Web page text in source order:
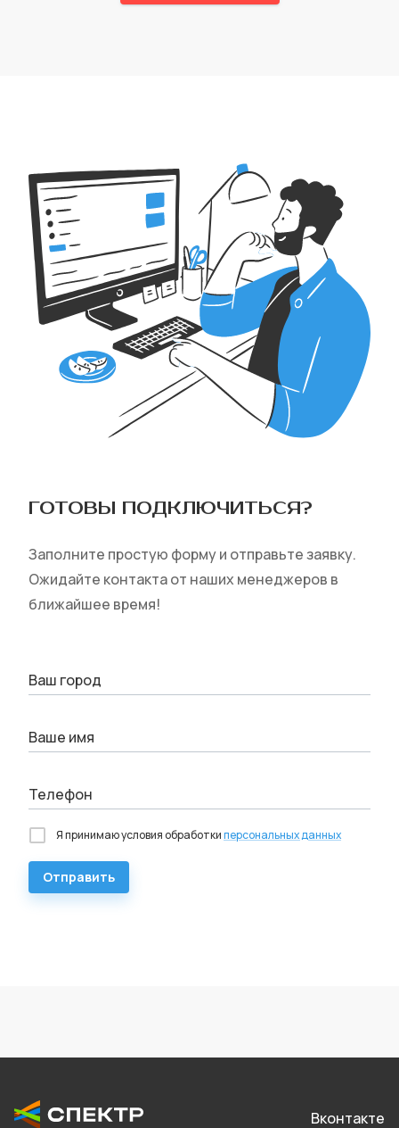
ГОТОВЫ ПОДКЛЮЧИТЬСЯ‎?
Заполните простую форму и отправьте заявку.
Ожидайте контакта от наших менеджеров в
ближайшее время!
Ваш город
Ваше имя
Телефон
Я принимаю условия обработкиперсональных данных
Отправить
Вконтакте